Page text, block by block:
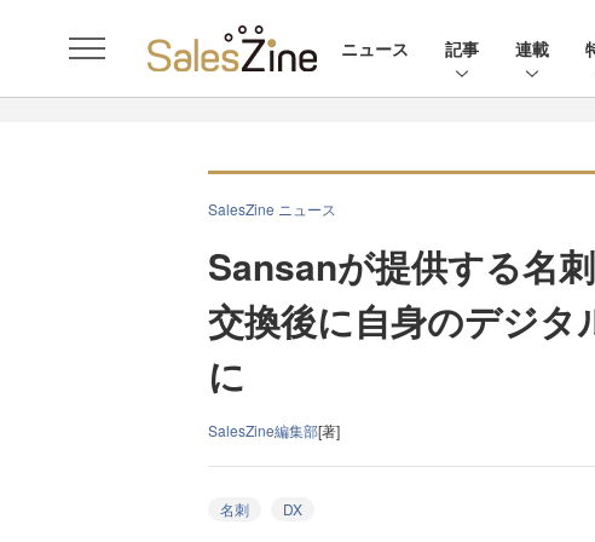
ニュース 記事 連載
SalesZine ニュース
Sansanが提供する名
交換後に自身のデジタ
に
SalesZine編集部[著]
名刺 DX